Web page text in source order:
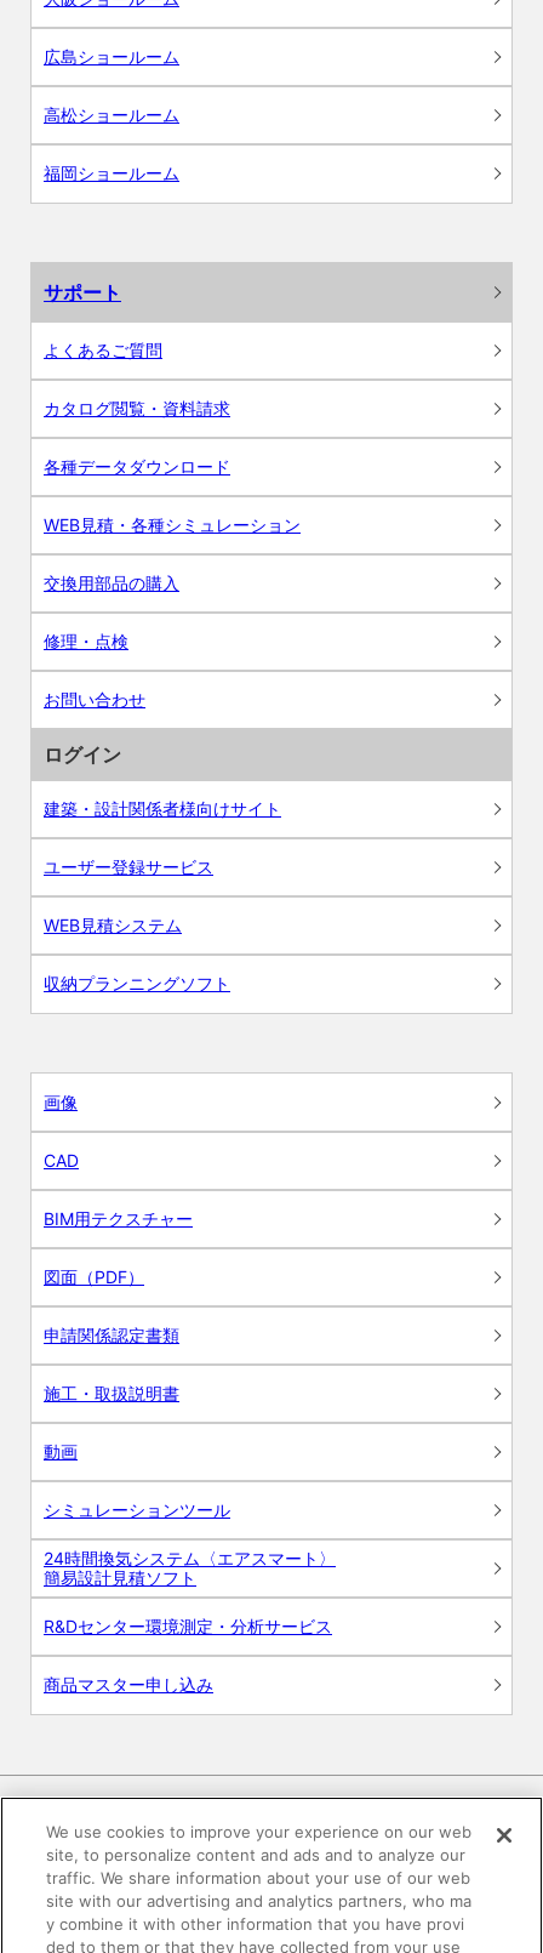
広島ショールーム
高松ショールーム
福岡ショールーム
サポート
よくあるご質問
カタログ閲覧・資料請求
各種データダウンロード
WEB見積・各種シミュレーション
交換用部品の購入
修理・点検
お問い合わせ
ログイン
建築・設計関係者様向けサイト
ユーザー登録サービス
WEB見積システム
収納プランニングソフト
画像
CAD
BIM用テクスチャー
図面（PDF）
申請関係認定書類
施工・取扱説明書
動画
シミュレーションツール
24時間換気システム〈エアスマート〉
簡易設計見積ソフト
R&Dセンター環境測定・分析サービス
商品マスター申し込み
電子公告 このWEBサイトについて
プライバシーポリシー
We use cookies to improve your experience on our web
site, to personalize content and ads and to analyze our
traffic. We share information about your use of our web
site with our advertising and analytics partners, who ma
y combine it with other information that you have provi
ded to them or that they have collected from your use